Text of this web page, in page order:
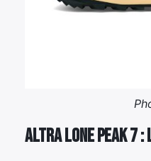
Altra Lone Peak 7 :